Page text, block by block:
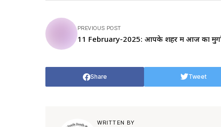
PREVIOUS POST
11 February-2025: आपके शहर में आज का
Share Tweet
WRITTEN BY